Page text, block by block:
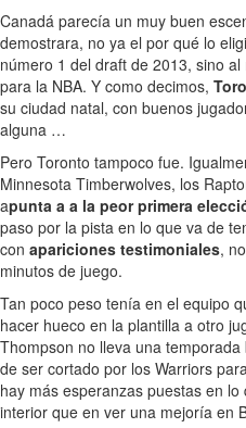
Canadá parecía un muy buen
demostrara, no ya el por qué lo
número 1 del draft de 2013, sino
para la NBA. Y como decimos,
su ciudad natal, con buenos
alguna …
Pero Toronto tampoco fue.
Minnesota Timberwolves, los
apunta a a la peor primera
paso por la pista en lo que va de
con apariciones testimoniales,
minutos de juego.
Tan poco peso tenía en el equipo
hacer hueco en la plantilla a otro
Thompson no lleva una
de ser cortado por los Warriors para
hay más esperanzas puestas en
interior que en ver una mejoría en